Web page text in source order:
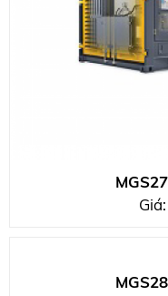
Giá: